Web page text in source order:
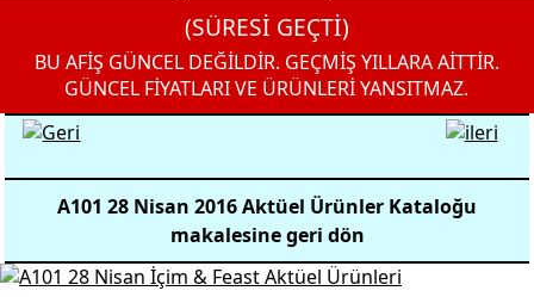
(SÜRESİ GEÇTİ)
BU AFİŞ GÜNCEL DEĞİLDİR. GEÇMİŞ YILLARA AİTTİR.
GÜNCEL FİYATLARI VE ÜRÜNLERİ YANSITMAZ.
A101 28 Nisan 2016 Aktüel Ürünler Kataloğu
makalesine geri dön